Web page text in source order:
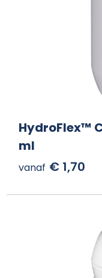
HydroFlex™
ml
vanaf € 1,70